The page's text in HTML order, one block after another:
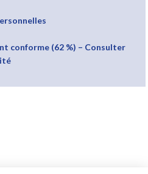
conforme (62 %) – Consulter